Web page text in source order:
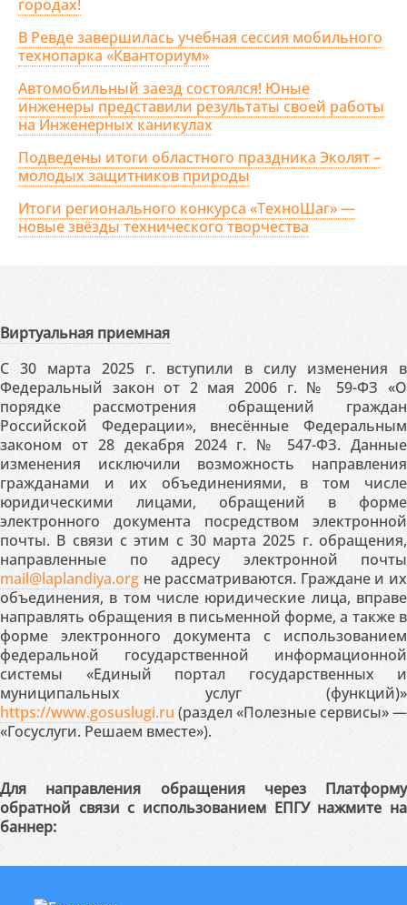
городах!
В Ревде завершилась учебная сессия мобильного
технопарка «Кванториум»
Автомобильный заезд состоялся! Юные
инженеры представили результаты своей работы
на Инженерных каникулах
Подведены итоги областного праздника Эколят –
молодых защитников природы
Итоги регионального конкурса «ТехноШаг» —
новые звёзды технического творчества
Виртуальная приемная
С 30 марта 2025 г. вступили в силу изменения в
Федеральный закон от 2 мая 2006 г. № 59-ФЗ «О
порядке рассмотрения обращений граждан
Российской Федерации», внесённые Федеральным
законом от 28 декабря 2024 г. № 547-ФЗ. Данные
изменения исключили возможность направления
гражданами и их объединениями, в том числе
юридическими лицами, обращений в форме
электронного документа посредством электронной
почты. В связи с этим с 30 марта 2025 г. обращения,
направленные по адресу электронной почты
mail@laplandiya.org не рассматриваются. Граждане и их
объединения, в том числе юридические лица, вправе
направлять обращения в письменной форме, а также в
форме электронного документа с использованием
федеральной государственной информационной
системы «Единый портал государственных и
муниципальных услуг (функций)»
https://www.gosuslugi.ru (раздел «Полезные сервисы» —
«Госуслуги. Решаем вместе»).
Для направления обращения через Платформу
обратной связи с использованием ЕПГУ нажмите на
баннер: